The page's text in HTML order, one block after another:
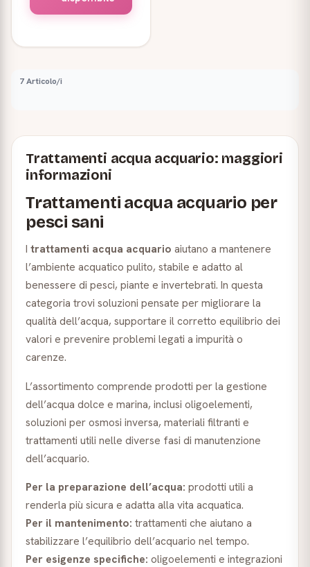
7 Articolo/i
Trattamenti acqua acquario: maggiori
informazioni
Trattamenti acqua acquario per
pesci sani
I trattamenti acqua acquario aiutano a mantenere
l’ambiente acquatico pulito, stabile e adatto al
benessere di pesci, piante e invertebrati. In questa
categoria trovi soluzioni pensate per migliorare la
qualità dell’acqua, supportare il corretto equilibrio dei
valori e prevenire problemi legati a impurità o
carenze.
L’assortimento comprende prodotti per la gestione
dell’acqua dolce e marina, inclusi oligoelementi,
soluzioni per osmosi inversa, materiali filtranti e
trattamenti utili nelle diverse fasi di manutenzione
dell’acquario.
Per la preparazione dell’acqua: prodotti utili a
renderla più sicura e adatta alla vita acquatica.
Per il mantenimento: trattamenti che aiutano a
stabilizzare l’equilibrio dell’acquario nel tempo.
Per esigenze specifiche: oligoelementi e integrazioni